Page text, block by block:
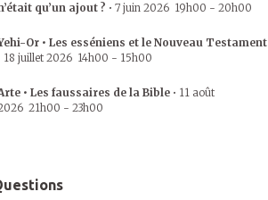
qu’un ajout ? • 7 juin 2026 19h00 - 20h00
Or • Les esséniens et le Nouveau Testament
18 juillet 2026 14h00 - 15h00
• Les faussaires de la Bible • 11 août
21h00 - 23h00